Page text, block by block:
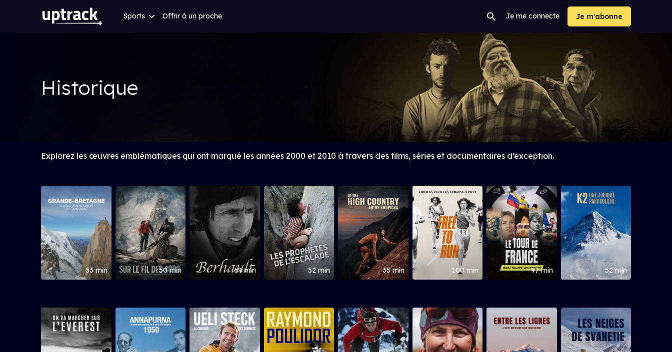
Sports Offrir à un proche Je me connecte Je m'abonne
Historique
Explorez les œuvres emblématiques qui ont marqué les années 2000 et 2010 à travers des films, séries et documentaires d’exception.
53 min 50 min 69 min 52 min 35 min 100 min 97 min 52 min